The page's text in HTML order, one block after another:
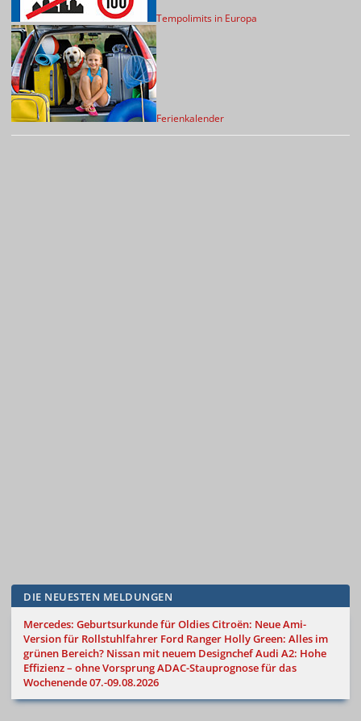
Tempolimits in Europa
Ferienkalender
DIE NEUESTEN MELDUNGEN
Mercedes: Geburtsurkunde für OldiesCitroën: Neue Ami-
Version für Rollstuhlfahrer Ford Ranger Holly Green: Alles im
grünen Bereich? Nissan mit neuem DesignchefAudi A2: Hohe
Effizienz – ohne VorsprungADAC-Stauprognose für das
Wochenende 07.-09.08.2026